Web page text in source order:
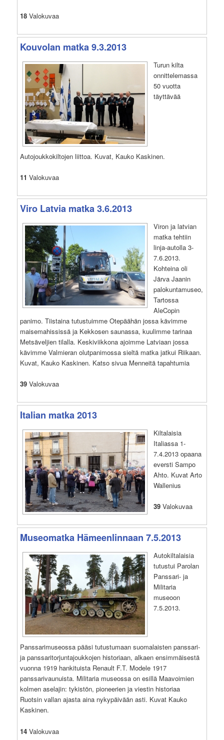
18 Valokuvaa
Kouvolan matka 9.3.2013
Turun kilta
onnittelemassa
50 vuotta
täyttävää
Autojoukkokiltojen liittoa. Kuvat, Kauko Kaskinen.
11 Valokuvaa
Viro Latvia matka 3.6.2013
Viron ja latvian
matka tehtiin
linja-autolla 3-
7.6.2013.
Kohteina oli
Järva Jaanin
palokuntamuseo,
Tartossa
AleCopin
panimo. Tiistaina tutustuimme Otepäähän jossa kävimme
maisemahississä ja Kekkosen saunassa, kuulimme tarinaa
Metsäveljien tilalla. Keskiviikkona ajoimme Latviaan jossa
kävimme Valmieran olutpanimossa sieltä matka jatkui Riikaan.
Kuvat, Kauko Kaskinen. Katso sivua Menneitä tapahtumia
39 Valokuvaa
Italian matka 2013
Kiltalaisia
Italiassa 1-
7.4.2013 opaana
eversti Sampo
Ahto. Kuvat Arto
Wallenius
39 Valokuvaa
Museomatka Hämeenlinnaan 7.5.2013
Autokiltalaisia
tutustui Parolan
Panssari- ja
Militaria
museoon
7.5.2013.
Panssarimuseossa pääsi tutustumaan suomalaisten panssari-
ja panssaritorjuntajoukkojen historiaan, alkaen ensimmäisestä
vuonna 1919 hankituista Renault F.T. Modele 1917
panssarivaunuista. Militaria museossa on esillä Maavoimien
kolmen aselajin: tykistön, pioneerien ja viestin historiaa
Ruotsin vallan ajasta aina nykypäivään asti. Kuvat Kauko
Kaskinen.
14 Valokuvaa